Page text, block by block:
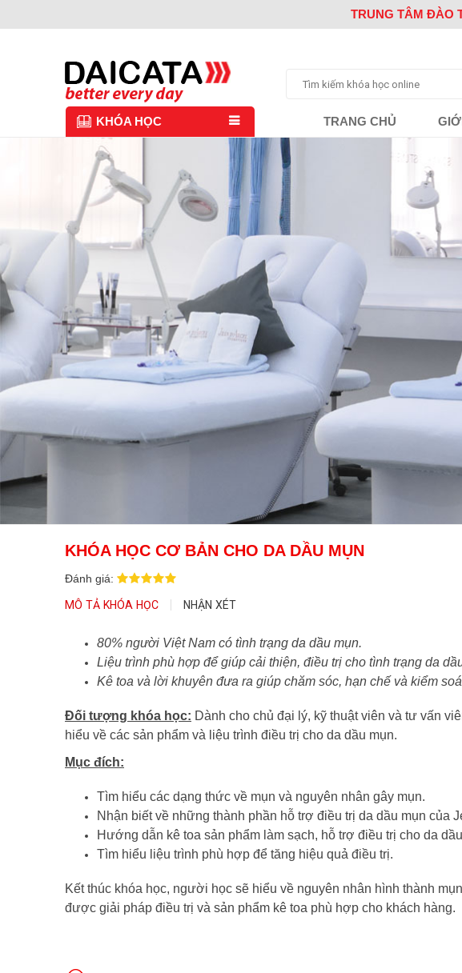
TRUNG TÂM ĐÀO
KHÓA HỌC TRANG CHỦ
KHÓA HỌC CƠ BẢN CHO DA DẦU MỤN
Đánh giá:
MÔ TẢ KHÓA HỌC NHẬN XÉT
80% người Việt Nam có tình trạng da dầu mụn.
Liệu trình phù hợp để giúp cải thiện, điều trị cho tình trạng da
Kê toa và lời khuyên đưa ra giúp chăm sóc, hạn chế và kiểm
Đối tượng khóa học: Dành cho chủ đại lý, kỹ thuật viên và tư vấn
hiểu về các sản phẩm và liệu trình điều trị cho da dầu mụn.
Mục đích:
Tìm hiểu các dạng thức về mụn và nguyên nhân gây mụn.
Nhận biết về những thành phần hỗ trợ điều trị da dầu mụn của
Hướng dẫn kê toa sản phẩm làm sạch, hỗ trợ điều trị cho da
Tìm hiểu liệu trình phù hợp để tăng hiệu quả điều trị.
Kết thúc khóa học, người học sẽ hiểu về nguyên nhân hình thành
được giải pháp điều trị và sản phẩm kê toa phù hợp cho khách hàng.